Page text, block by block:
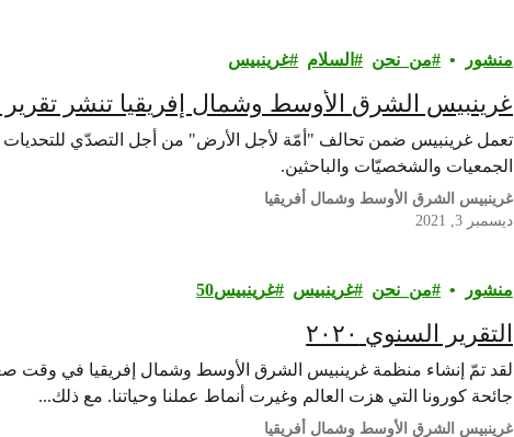
منشور من_نحن السلام غرينبيس‎
غرينبيس الشرق الأوسط وشمال إفريقيا تنشر
تعمل غرينبيس ضمن تحالف "أمّة لأجل الأرض" من أجل التصدّي للتحديات
الجمعيات والشخصيّات والباحثين.
غرينبيس الشرق الأوسط وشمال أفريقيا
ديسمبر 3, 2021
منشور من_نحن غرينبيس‎ غرينبيس50
التقرير السنوي ٢٠٢٠
لقد تمّ إنشاء منظمة غرينبيس الشرق الأوسط وشمال إفريقيا في وقت
جائحة كورونا التي هزت العالم وغيرت أنماط عملنا وحياتنا. مع ذلك...
غرينبيس الشرق الأوسط وشمال أفريقيا